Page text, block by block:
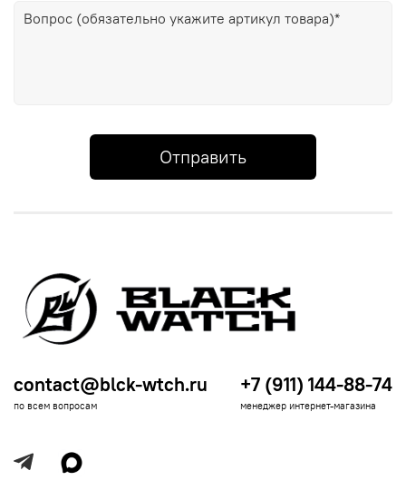
Отправить
contact@blck-wtch.ru
по всем вопросам
+7 (911) 144-88-74
менеджер интернет-магазина